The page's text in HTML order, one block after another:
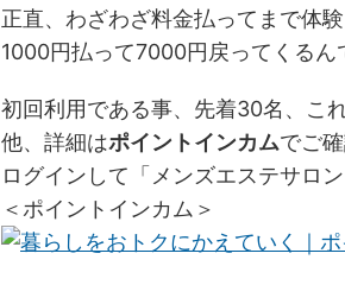
正直、わざわざ料金払ってまで体
1000円払って7000円戻ってくるん
初回利用である事、先着30名、こ
他、詳細はポイントインカムでご
ログインして「メンズエステサロ
＜ポイントインカム＞